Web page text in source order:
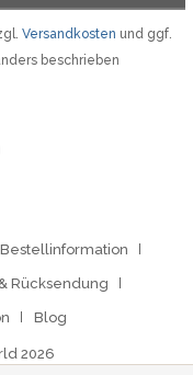
Versandkosten und ggf.
beschrieben
Bestellinformation
Rücksendung
Blog
2026